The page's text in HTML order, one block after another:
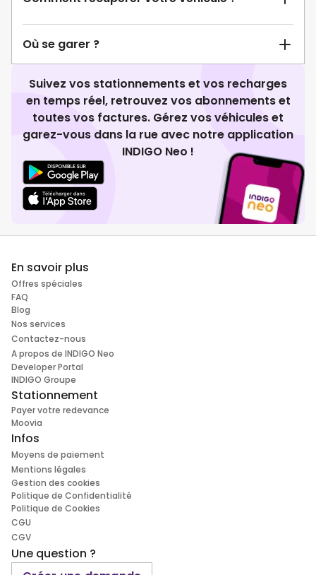
Où se garer ?
Suivez vos stationnements et vos recharges
en temps réel, retrouvez vos abonnements et
toutes vos factures. Gérez vos véhicules et
garez-vous dans la rue avec notre application
INDIGO Neo !
En savoir plus
Offres spéciales
FAQ
Blog
Nos services
Contactez-nous
A propos de INDIGO Neo
Developer Portal
INDIGO Groupe
Stationnement
Payer votre redevance
Moovia
Infos
Moyens de paiement
Mentions légales
Gestion des cookies
Politique de Confidentialité
Politique de Cookies
CGU
CGV
Une question ?